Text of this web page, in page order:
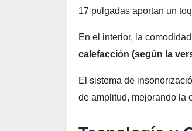
17 pulgadas aportan un
En el interior, la
calefacción (según la
El sistema de
de amplitud, mejorando la